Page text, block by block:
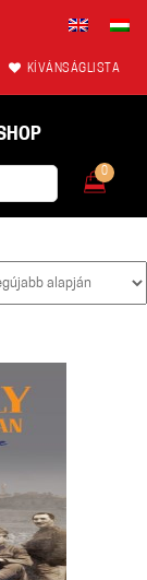
KÍVÁNSÁGLISTA
0